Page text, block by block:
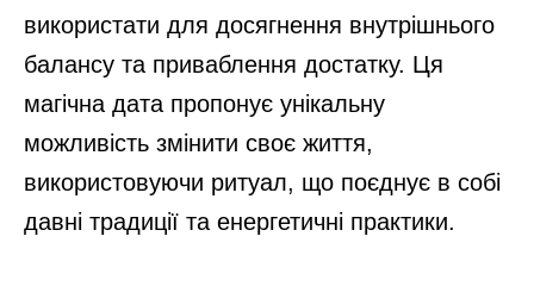
використати для досягнення внутрішнього
балансу та приваблення достатку. Ця
магічна дата пропонує унікальну
можливість змінити своє життя,
використовуючи ритуал, що поєднує в собі
давні традиції та енергетичні практики.